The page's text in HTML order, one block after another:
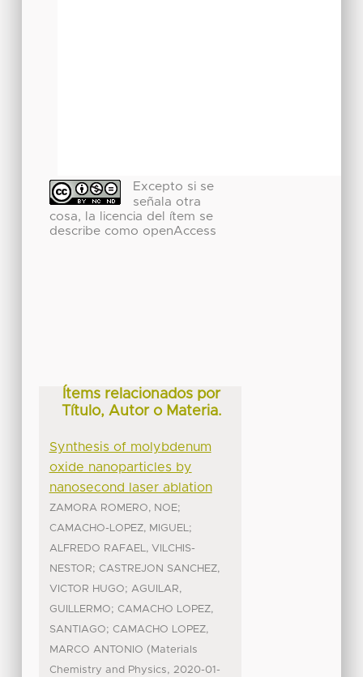
Excepto si se
señala otra
cosa, la licencia del ítem se
describe como openAccess
Ítems relacionados por
Título, Autor o Materia.
Synthesis of molybdenum
oxide nanoparticles by
nanosecond laser ablation
ZAMORA ROMERO, NOE;
CAMACHO-LOPEZ, MIGUEL;
ALFREDO RAFAEL, VILCHIS-
NESTOR; CASTREJON SANCHEZ,
VICTOR HUGO; AGUILAR,
GUILLERMO; CAMACHO LOPEZ,
SANTIAGO; CAMACHO LOPEZ,
MARCO ANTONIO ( Materials
Chemistry and Physics, 2020-01-